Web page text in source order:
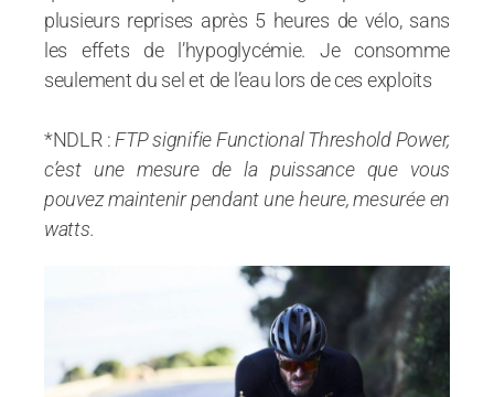
plusieurs reprises après 5 heures de vélo, sans
les effets de l’hypoglycémie. Je consomme
seulement du sel et de l’eau lors de ces exploits
*NDLR : FTP signifie Functional Threshold Power,
c’est une mesure de la puissance que vous
pouvez maintenir pendant une heure, mesurée en
watts.